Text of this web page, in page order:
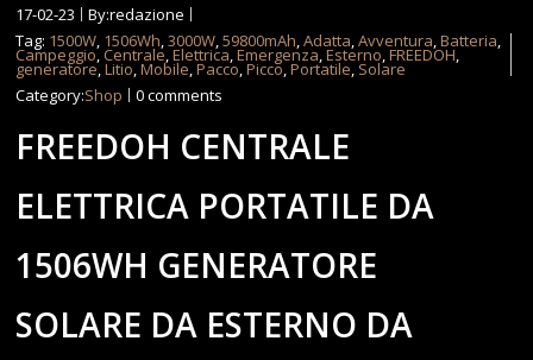
17-02-23
By:redazione
Tag: 1500W, 1506Wh,3000W,59800mAh,Adatta,Avventura,Batteria,
Campeggio, Centrale,Elettrica,Emergenza,Esterno,FREEDOH,
generatore,Litio,Mobile,Pacco,Picco,Portatile, Solare
Category:Shop 0 comments
FREEDOH CENTRALE
ELETTRICA PORTATILE DA
1506WH GENERATORE
SOLARE DA ESTERNO DA